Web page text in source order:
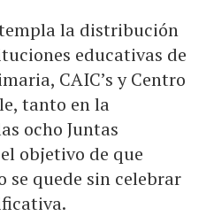
la distribución
educativas de
CAIC’s y Centro
tanto en la
ocho Juntas
objetivo de que
quede sin celebrar